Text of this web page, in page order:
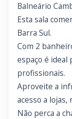
Balneário
Esta sala
Barra Sul.
Com 2
espaço é ideal
profissionais.
Aproveite a
acesso a
Não perca a